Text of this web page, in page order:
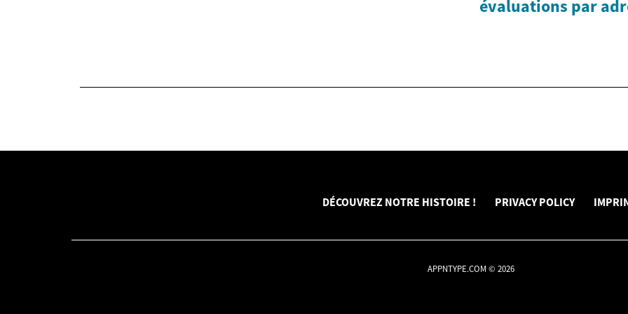
évaluations par
DÉCOUVREZ NOTRE HISTOIRE ! PRIVACY POLICY
APPNTYPE.COM © 2026